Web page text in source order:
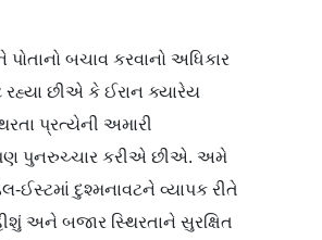
બચાવ કરવાનો અધિકાર
છીએ કે ઈરાન ક્યારેય
પ્રત્યેની અમારી
પણ પુનરુચ્ચાર કરીએ છીએ. અમે
ઈસ્ટમાં દુશ્મનાવટને વ્યાપક રીતે
અને બજાર સ્થિરતાને સુરક્ષિત